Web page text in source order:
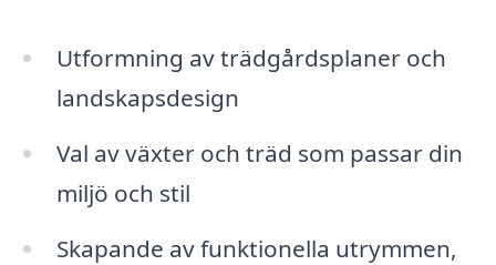
Utformning av trädgårdsplaner och
landskapsdesign
Val av växter och träd som passar din
miljö och stil
Skapande av funktionella utrymmen,